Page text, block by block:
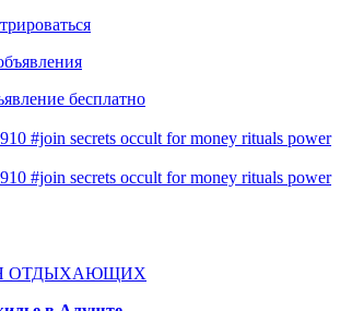
бесплатно
#join secrets occult for money rituals power
#join secrets occult for money rituals power
ОТДЫХАЮЩИХ